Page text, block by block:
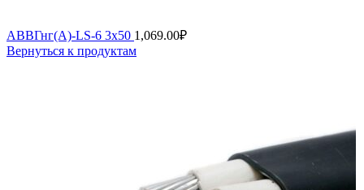
АВВГнг(А)-LS-6 3х50 1,069.00₽
Вернуться к продуктам